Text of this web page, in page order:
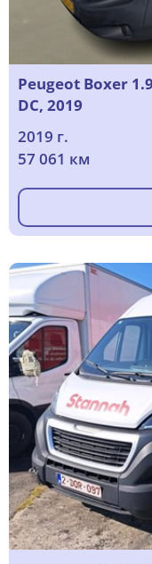
Peugeot Boxer
DC, 2019
2019 г.
57 061 км